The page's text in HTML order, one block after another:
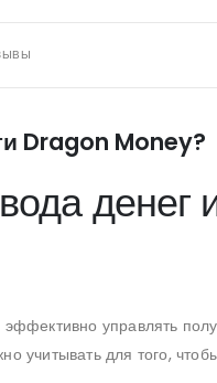
Dragon Money?
управлять
учитывать для того,